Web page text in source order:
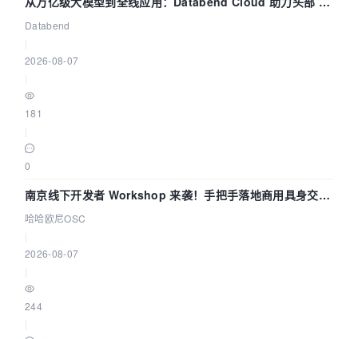
企业构建全链路 Trace 数据管道
Databend
2026-08-07
181
0
南京线下开发者 Workshop 来袭！手把手落地商用具身交互
智能 Agent 应用
哈哈欧尼OSC
2026-08-07
244